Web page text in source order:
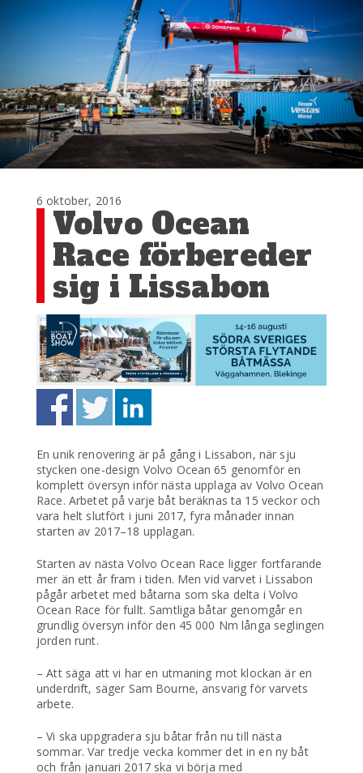
6 oktober, 2016
Volvo Ocean
Race förbereder
sig i Lissabon
En unik renovering är på gång i Lissabon, när sju
stycken one-design Volvo Ocean 65 genomför en
komplett översyn inför nästa upplaga av Volvo Ocean
Race. Arbetet på varje båt beräknas ta 15 veckor och
vara helt slutfört i juni 2017, fyra månader innan
starten av 2017–18 upplagan.
Starten av nästa Volvo Ocean Race ligger fortfarande
mer än ett år fram i tiden. Men vid varvet i Lissabon
pågår arbetet med båtarna som ska delta i Volvo
Ocean Race för fullt. Samtliga båtar genomgår en
grundlig översyn inför den 45 000 Nm långa seglingen
jorden runt.
– Att säga att vi har en utmaning mot klockan är en
underdrift, säger Sam Bourne, ansvarig för varvets
arbete.
– Vi ska uppgradera sju båtar från nu till nästa
sommar. Var tredje vecka kommer det in en ny båt
och från januari 2017 ska vi börja med